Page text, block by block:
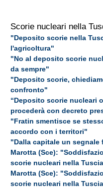
Scorie nucleari nella
"Deposito scorie nella
l'agricoltura"
"No al deposito scorie
da sempre"
"Deposito scorie,
confronto"
“Deposito scorie nucleari
procederà con decreto
"Fratin smentisce se
accordo con i territori"
"Dalla capitale un segnale
Marotta (Sce):
scorie nucleari nella
Marotta (Sce):
scorie nucleari nella